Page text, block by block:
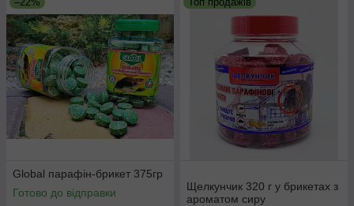
Global парафін-брикет 375гр
Готово до відправки
Щелкунчик 320 г у брикетах з
ароматом сиру